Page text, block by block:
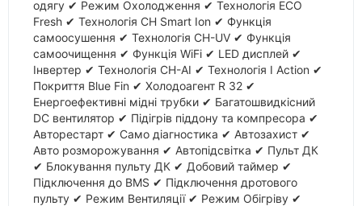
одягу ✔ Режим Охолодження ✔ Технологія ECO
Fresh ✔ Технологія CH Smart Ion ✔ Функція
самоосушення ✔ Технологія CH-UV ✔ Функція
самоочищення ✔ Функція WiFi ✔ LED дисплей ✔
Інвертер ✔ Технологія CH-AI ✔ Технологія I Action ✔
Покриття Blue Fin ✔ Холодоагент R 32 ✔
Енергоефективні мідні трубки ✔ Багатошвидкісний
DC вентилятор ✔ Підігрів піддону та компресора ✔
Авторестарт ✔ Само діагностика ✔ Автозахист ✔
Авто розморожування ✔ Автопідсвітка ✔ Пульт ДК
✔ Блокування пульту ДК ✔ Добовий таймер ✔
Підключення до BMS ✔ Підключення дротового
пульту ✔ Режим Вентиляції ✔ Режим Обігріву ✔